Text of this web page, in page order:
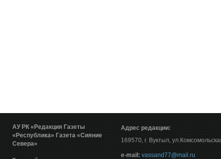
АУ РК «Редакция Газеты
«Республика» Газета «Сияние
Севера»
Адрес редакции:
169570, г. Вуктыл,
е-mail: vassand77@mail.ru